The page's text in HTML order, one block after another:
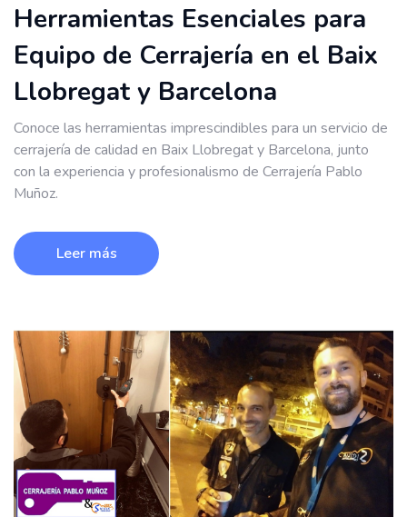
Herramientas Esenciales para
Equipo de Cerrajería en el Baix
Llobregat y Barcelona
Conoce las herramientas imprescindibles para un servicio de
cerrajería de calidad en Baix Llobregat y Barcelona, ​​junto
con la experiencia y profesionalismo de Cerrajería Pablo
Muñoz.
Leer más